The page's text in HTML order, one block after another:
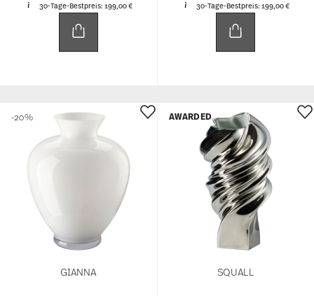
30-Tage-Bestpreis: 199,00 € 30-Tage-Bestpreis:199,00 €
GIANNA
-20%
SQUALL
AWARDED